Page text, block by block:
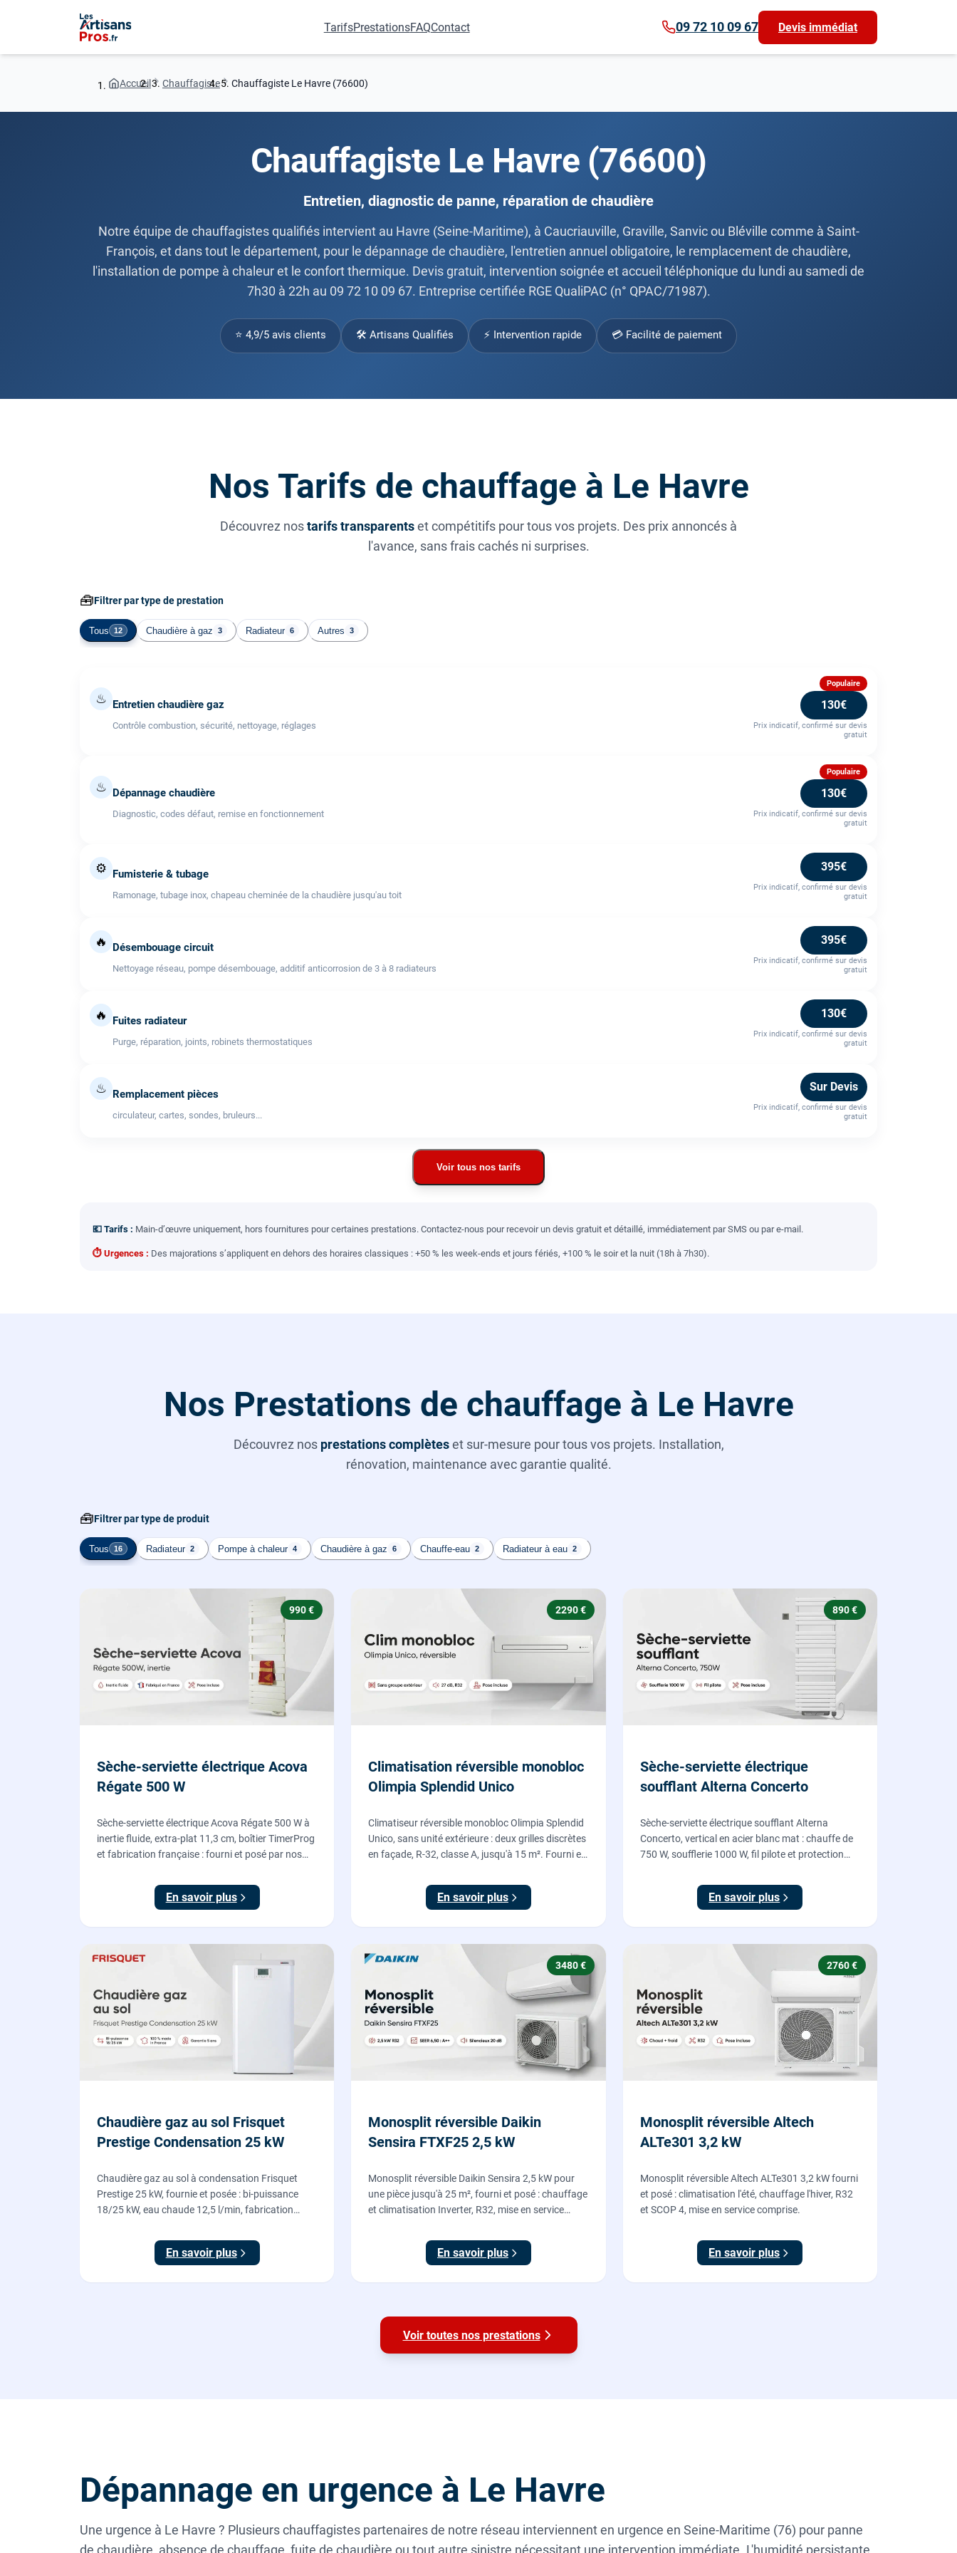
TarifsPrestationsFAQContact 09 72 10 09 67 Devis immédiat
Accueil Chauffagiste Chauffagiste Le Havre (76600)
Chauffagiste Le Havre (76600)
Entretien, diagnostic de panne, réparation de chaudière
Notre équipe de chauffagistes qualifiés intervient au Havre (Seine-Maritime), à Caucriauville, Graville, Sanvic ou Bléville comme à Saint-
François, et dans tout le département, pour le dépannage de chaudière, l'entretien annuel obligatoire, le remplacement de chaudière,
l'installation de pompe à chaleur et le confort thermique. Devis gratuit, intervention soignée et accueil téléphonique du lundi au samedi de
7h30 à 22h au 09 72 10 09 67. Entreprise certifiée RGE QualiPAC (n° QPAC/71987).
⭐ 4,9/5 avis clients 🛠 Artisans Qualifiés ⚡ Intervention rapide 💳 Facilité de paiement
Nos Tarifs de chauffage à Le Havre
Découvrez nostarifs transparentset compétitifs pour tous vos projets. Des prix annoncés à
l'avance, sans frais cachés ni surprises.
🧰Filtrer par type de prestation
Tous 12 Chaudière à gaz 3 Radiateur 6 Autres 3
♨ Entretien chaudière gaz
Contrôle combustion, sécurité, nettoyage, réglages
Populaire
130€
Prix indicatif, confirmé sur devis
gratuit
♨ Dépannage chaudière
Diagnostic, codes défaut, remise en fonctionnement
Populaire
130€
Prix indicatif, confirmé sur devis
gratuit
⚙️ Fumisterie & tubage
Ramonage, tubage inox, chapeau cheminée de la chaudière jusqu'au toit
395€
Prix indicatif, confirmé sur devis
gratuit
🔥 Désembouage circuit
Nettoyage réseau, pompe désembouage, additif anticorrosion de 3 à 8 radiateurs
395€
Prix indicatif, confirmé sur devis
gratuit
🔥 Fuites radiateur
Purge, réparation, joints, robinets thermostatiques
130€
Prix indicatif, confirmé sur devis
gratuit
♨ Remplacement pièces
circulateur, cartes, sondes, bruleurs...
Sur Devis
Prix indicatif, confirmé sur devis
gratuit
Voir tous nos tarifs
💶 Tarifs : Main-d’œuvre uniquement, hors fournitures pour certaines prestations. Contactez-nous pour recevoir un devis gratuit et détaillé, immédiatement par SMS ou par e-mail.
⏱ Urgences : Des majorations s’appliquent en dehors des horaires classiques : +50 % les week-ends et jours fériés, +100 % le soir et la nuit (18h à 7h30).
Nos Prestations de chauffage à Le Havre
Découvrez nos prestations complèteset sur-mesure pour tous vos projets. Installation,
rénovation, maintenance avec garantie qualité.
🧰Filtrer par type de produit
Tous 16 Radiateur 2 Pompe à chaleur 4 Chaudière à gaz 6 Chauffe-eau 2 Radiateur à eau 2
990 €
Sèche-serviette électrique Acova
Régate 500 W
Sèche-serviette électrique Acova Régate 500 W à
inertie fluide, extra-plat 11,3 cm, boîtier TimerProg
et fabrication française : fourni et posé par nos
normes compris.
En savoir plus
2290 €
Climatisation réversible monobloc
Olimpia Splendid Unico
Climatiseur réversible monobloc Olimpia Splendid
Unico, sans unité extérieure : deux grilles discrètes
en façade, R-32, classe A, jusqu'à 15 m². Fourni et
En savoir plus
890 €
Sèche-serviette électrique
soufflant Alterna Concerto
Sèche-serviette électrique soufflant Alterna
Concerto, vertical en acier blanc mat : chauffe de
750 W, soufflerie 1000 W, fil pilote et protection
En savoir plus
Chaudière gaz au sol Frisquet
Prestige Condensation 25 kW
Chaudière gaz au sol à condensation Frisquet
Prestige 25 kW, fournie et posée : bi-puissance
18/25 kW, eau chaude 12,5 l/min, fabrication
En savoir plus
3480 €
Monosplit réversible Daikin
Sensira FTXF25 2,5 kW
Monosplit réversible Daikin Sensira 2,5 kW pour
une pièce jusqu'à 25 m², fourni et posé : chauffage
et climatisation Inverter, R32, mise en service
En savoir plus
2760 €
Monosplit réversible Altech
ALTe301 3,2 kW
Monosplit réversible Altech ALTe301 3,2 kW fourni
et posé : climatisation l'été, chauffage l'hiver, R32
et SCOP 4, mise en service comprise.
En savoir plus
Voir toutes nos prestations
Dépannage en urgence à Le Havre
Une urgence à Le Havre ? Plusieurs chauffagistes partenaires de notre réseau interviennent en urgence en Seine-Maritime (76) pour panne
de chaudière, absence de chauffage, fuite de chaudière ou tout autre sinistre nécessitant une intervention immédiate. L'humidité persistante